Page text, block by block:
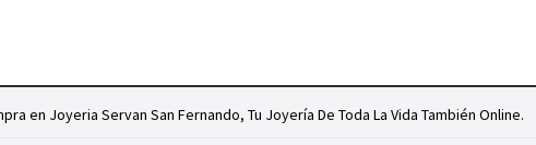
en Joyeria Servan San Fernando, Tu Joyería De Toda La Vida También Online.